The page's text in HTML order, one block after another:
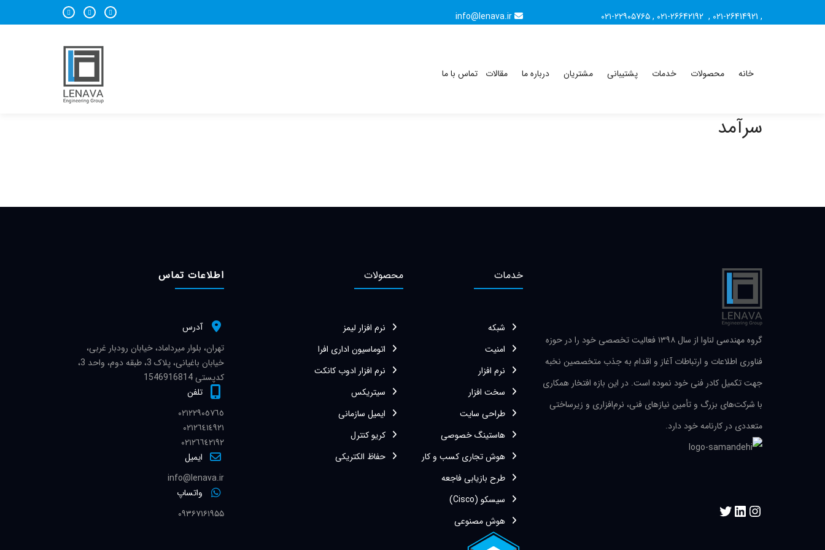
info@lenava.ir , ۰۲۱-26414921 ,
,۰۲۱-۲۲۹۰۵7۶۵
خانه محصولات خدمات پشتیبانی مشتریان درباره ما مقالات تماس با ما
سرآمد
اطلاعات تماس
آدرس
تهران، بلوار میرداماد، خیابان رودبار غربی،
خیابان باغیانی، پلاک 3، طبقه دوم، واحد 3،
کدپستی 1546916814
تلفن
٠٢١٢٢٩٠٥٧٦٥
٠٢١٢٦٤١٤٩٢١
٠٢١٢٦٦٤٢١٩٢
ایمیل
info@lenava.ir
واتساپ
۰۹۳۶۷۱۶۱۹۵۵
محصولات
نرم افزار لیمز
اتوماسیون اداری افرا
نرم افزار ادوب کانکت
سیتریکس
ایمیل سازمانی
کریو کنترل
حفاظ الکتریکی
خدمات
شبکه
امنیت
نرم افزار
سخت افزار
طراحی سایت
هاستینگ خصوصی
هوش تجاری کسب و کار
طرح بازیابی فاجعه
سیسکو (Cisco)
هوش مصنوعی
گروه مهندسی لناوا از سال ۱۳۹۸ فعالیت تخصصی خود را در حوزه
فناوری اطلاعات و ارتباطات آغاز و اقدام به جذب متخصصین نخبه
جهت تکمیل کادر فنی خود نموده است. در این بازه افتخار همکاری
با شرکت‌های بزرگ و تأمین نیازهای فنی، نرم‌افزاری و زیرساختی
متعددی در کارنامه خود دارد.